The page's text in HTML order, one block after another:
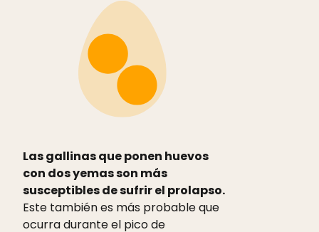
Las gallinas que ponen huevos
con dos yemas son más
susceptibles de sufrir el prolapso.
Este también es más probable que
ocurra durante el pico de